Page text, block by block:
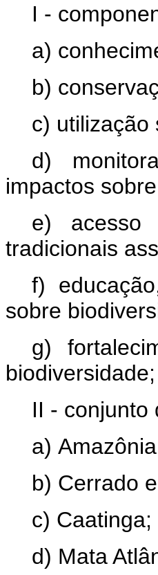
I -
a)
b)
c) utilização
d)
impactos
e) acesso
tradicionais
f)
sobre
g)
biodiversidade;
II - conjunto
a)
b) Cerrado
c) Caatinga;
d) Mata